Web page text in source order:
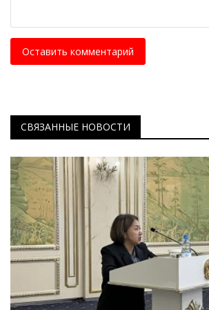
Оставить комментарий
СВЯЗАННЫЕ НОВОСТИ